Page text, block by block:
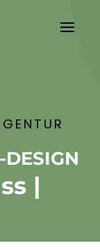
DESIGN
|